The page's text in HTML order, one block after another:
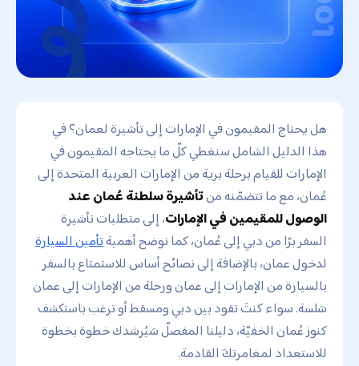
هل يحتاج المقيمون في الإمارات إلى تأشيرة لعمان؟ في
هذا الدليل الشامل سنغطي كلّ ما يحتاجه المقيمون في
الإمارات للقيام برحلة برية من الإمارات العربية المتحدة إلى
عُمان، مع ما تتضمّنه منتأشيرة سلطنة عُمان عند
الوصول للمقيمين في الإمارات، إلى متطلبات تأشيرة
السفر برًا من دبي إلى عُمان، كما نوضح أهميةتأمين السيارة
لدخول عمان، بالإضافة إلى نصائح أساس للاستمتاع بالسفر
بالسيارة من الإمارات إلى عمان ورحلة من الإمارات إلى عمان
سَلسة. سواء كنتَ تقود بين دبي ومسقط أو ترغب باستكشف
كنوز عُمان الخفيّة، دليلنا المفصلّ سَيُرشدك خطوة بخطوة
للاستعداد لمغامرتكَ القادمة.